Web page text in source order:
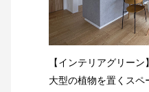
【インテリアグリーン】
大型の植物を置くスペ